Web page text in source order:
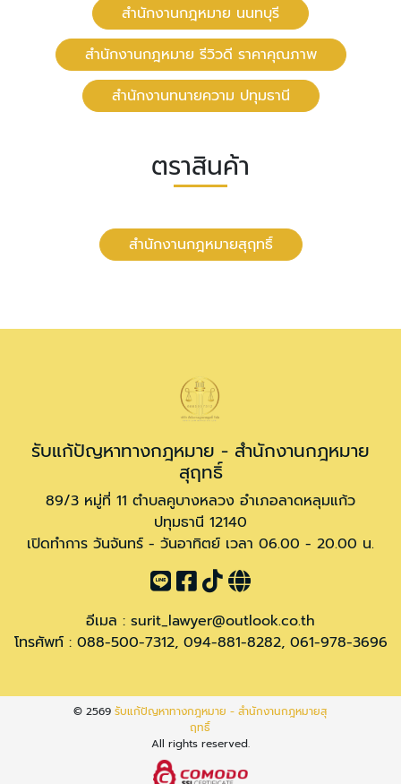
สํานักงานกฎหมาย นนทบุรี
สำนักงานกฎหมาย รีวิวดี ราคาคุณภาพ
สำนักงานทนายความ ปทุมธานี
ตราสินค้า
สำนักงานกฎหมายสุฤทธิ์
รับแก้ปัญหาทางกฎหมาย - สำนักงานกฎหมาย
สุฤทธิ์
89/3 หมู่ที่ 11 ตำบลคูบางหลวง อำเภอลาดหลุมแก้ว
ปทุมธานี 12140
เปิดทำการ วันจันทร์ - วันอาทิตย์ เวลา 06.00 - 20.00 น.
อีเมล : surit_lawyer@outlook.co.th
โทรศัพท์ : 088-500-7312, 094-881-8282, 061-978-3696
© 2569รับแก้ปัญหาทางกฎหมาย - สำนักงานกฎหมายสุ
ฤทธิ์
All rights reserved.